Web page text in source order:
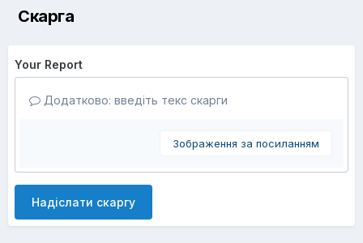
Скарга
Your Report
Додатково: введіть текс скарги
Зображення за посиланням
Надіслати скаргу